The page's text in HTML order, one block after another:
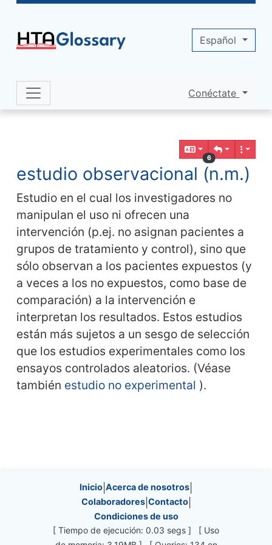
Navigation and related functionality
6
estudio observacional (n.m.)
Estudio en el cual los investigadores no
manipulan el uso ni ofrecen una
intervención (p.ej. no asignan pacientes a
grupos de tratamiento y control), sino que
sólo observan a los pacientes expuestos (y
a veces a los no expuestos, como base de
comparación) a la intervención e
interpretan los resultados. Estos estudios
están más sujetos a un sesgo de selección
que los estudios experimentales como los
ensayos controlados aleatorios. (Véase
también estudio no experimental ).
Site information, links, etc.
Inicio Acerca de nosotros
Colaboradores| Contacto|
Condiciones de uso
[ Tiempo de ejecución: 0.03 segs ] [ Uso
Site identity, navigation, etc.
Conéctate
Español